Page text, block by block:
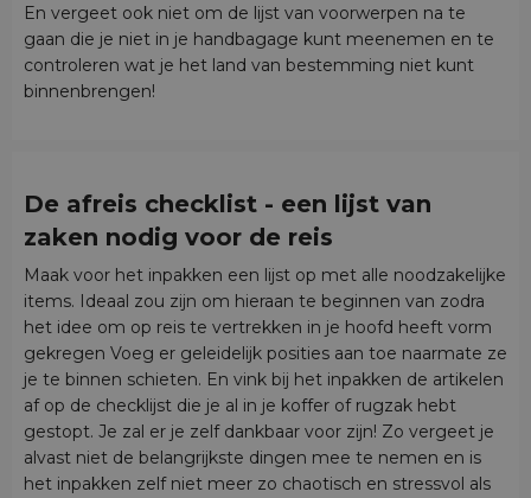
En vergeet ook niet om de lijst van voorwerpen na te
gaan die je niet in je handbagage kunt meenemen en te
controleren wat je het land van bestemming niet kunt
binnenbrengen!
De afreis checklist - een lijst van
zaken nodig voor de reis
Maak voor het inpakken een lijst op met alle noodzakelijke
items. Ideaal zou zijn om hieraan te beginnen van zodra
het idee om op reis te vertrekken in je hoofd heeft vorm
gekregen Voeg er geleidelijk posities aan toe naarmate ze
je te binnen schieten. En vink bij het inpakken de artikelen
af op de checklijst die je al in je koffer of rugzak hebt
gestopt. Je zal er je zelf dankbaar voor zijn! Zo vergeet je
alvast niet de belangrijkste dingen mee te nemen en is
het inpakken zelf niet meer zo chaotisch en stressvol als